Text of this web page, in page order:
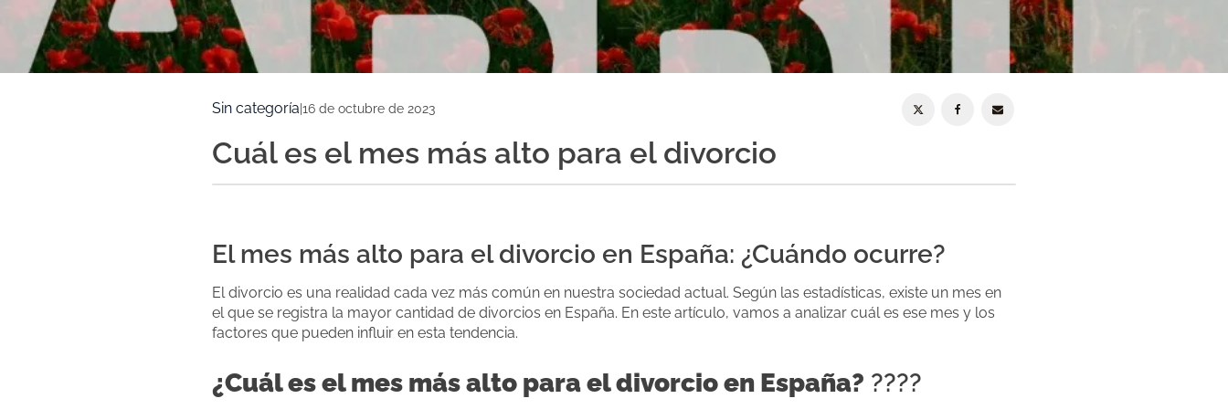
Sin categoría 16 de octubre de 2023
Cuál es el mes más alto para el divorcio
El mes más alto para el divorcio en España: ¿Cuándo ocurre?
El divorcio es una realidad cada vez más común en nuestra sociedad actual. Según las estadísticas, existe un mes en
el que se registra la mayor cantidad de divorcios en España. En este artículo, vamos a analizar cuál es ese mes y los
factores que pueden influir en esta tendencia.
¿Cuál es el mes más alto para el divorcio en España? ????